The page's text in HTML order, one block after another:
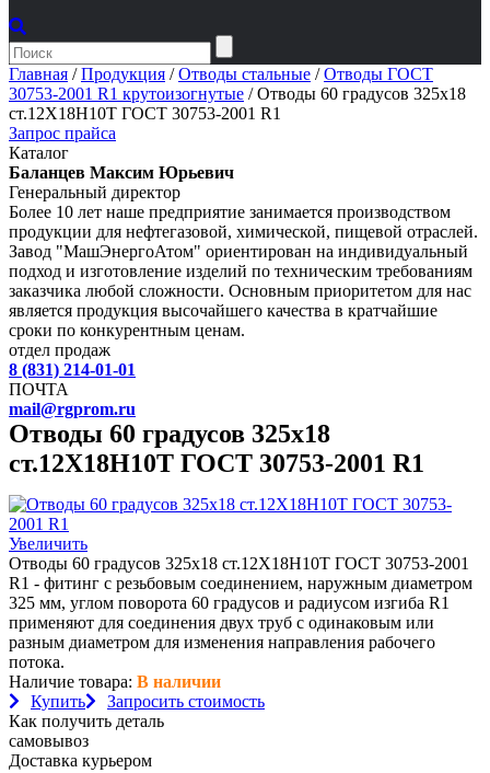
Главная /Продукция /Отводы стальные /Отводы ГОСТ
30753-2001 R1 крутоизогнутые /Отводы 60 градусов 325х18
ст.12Х18Н10Т ГОСТ 30753-2001 R1
Запрос прайса
Каталог
Баланцев Максим Юрьевич
Генеральный директор
Более 10 лет наше предприятие занимается производством
продукции для нефтегазовой, химической, пищевой отраслей.
Завод "МашЭнергоАтом" ориентирован на индивидуальный
подход и изготовление изделий по техническим требованиям
заказчика любой сложности. Основным приоритетом для нас
является продукция высочайшего качества в кратчайшие
сроки по конкурентным ценам.
отдел продаж
8 (831) 214-01-01
ПОЧТА
mail@rgprom.ru
Отводы 60 градусов 325х18
ст.12Х18Н10Т ГОСТ 30753-2001 R1
Увеличить
Отводы 60 градусов 325х18 ст.12Х18Н10Т ГОСТ 30753-2001
R1 - фитинг с резьбовым соединением, наружным диаметром
325 мм, углом поворота 60 градусов и радиусом изгиба R1
применяют для соединения двух труб с одинаковым или
разным диаметром для изменения направления рабочего
потока.
Наличие товара: В наличии
Купить
Запросить стоимость
Как получить деталь
самовывоз
Доставка курьером